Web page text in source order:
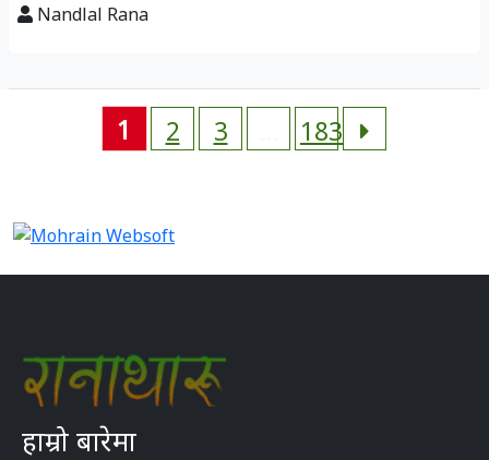
Nandlal Rana
1 2 3 183
हाम्रो बारेमा